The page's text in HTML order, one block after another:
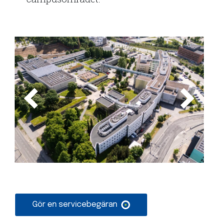
Gör en servicebegäran